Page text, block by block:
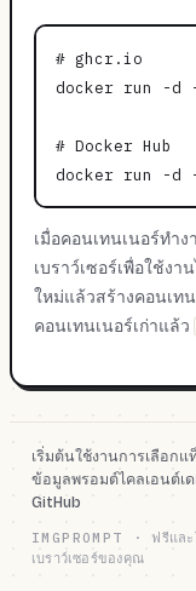
# ghcr.io
docker run -d
# Docker Hub
เมื่อคอนเทนเนอร์ทำง
เบราว์เซอร์เพื่อใช้งา
ใหม่แล้วสร้างคอนเท
คอนเทนเนอร์เก่าแล้ว
เริ่มต้นใช้งานการเลือกแ
ข้อมูลพรอมต์ไคลเอนต์เ
GitHub
IMGPROMPT ·ฟรีแล
เบราว์เซอร์ของคุณ